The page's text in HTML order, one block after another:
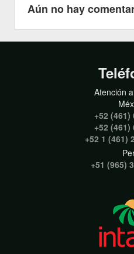
Aún no hay
Atención
+52 (461)
+52 (461)
+52 1 (461)
+51 (965)